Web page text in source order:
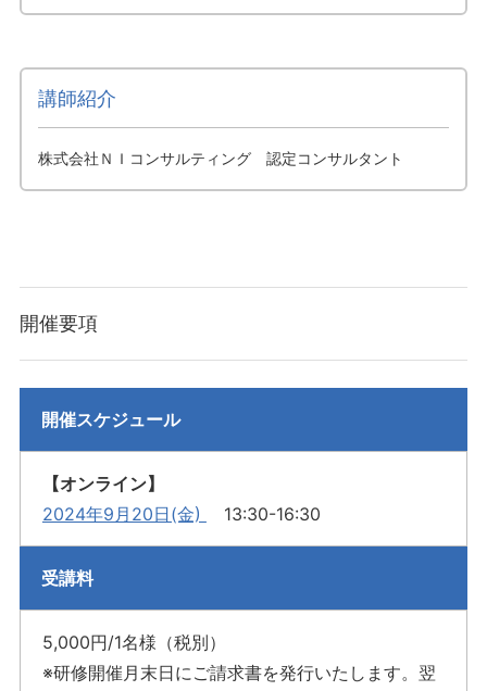
講師紹介
株式会社ＮＩコンサルティング 認定コンサルタント
開催要項
開催スケジュール
【オンライン】
2024年9月20日(金)
13:30-16:30
受講料
5,000円/1名様（税別）
※研修開催月末日にご請求書を発行いたします。翌